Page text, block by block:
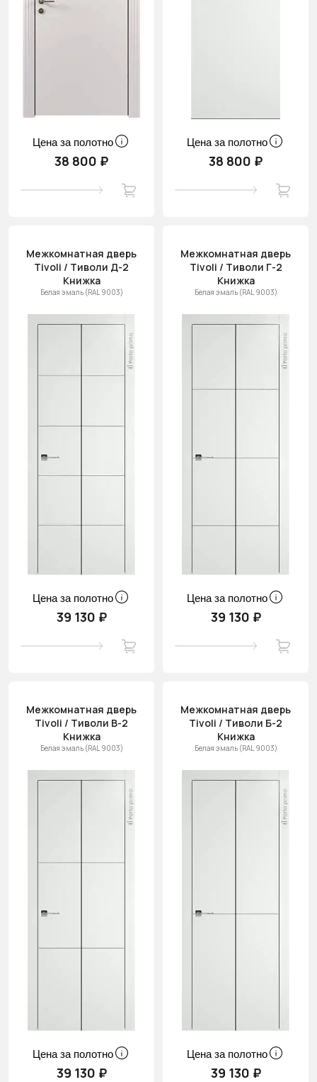
Цена за полотно
38 800 ₽
Цена за полотно
38 800 ₽
Межкомнатная дверь
Tivoli / Тиволи Д-2
Книжка
Белая эмаль (RAL 9003)
Цена за полотно
39 130 ₽
Межкомнатная дверь
Tivoli / Тиволи Г-2
Книжка
Белая эмаль (RAL 9003)
Цена за полотно
39 130 ₽
Межкомнатная дверь
Tivoli / Тиволи В-2
Книжка
Белая эмаль (RAL 9003)
Цена за полотно
39 130 ₽
Межкомнатная дверь
Tivoli / Тиволи Б-2
Книжка
Белая эмаль (RAL 9003)
Цена за полотно
39 130 ₽